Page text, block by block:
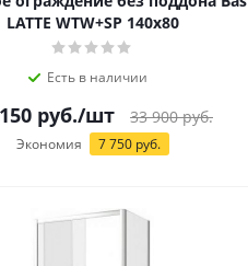
LATTE WTW+SP 140х80
Есть в наличии
руб./шт 33 900руб.
Экономия 7 750руб.